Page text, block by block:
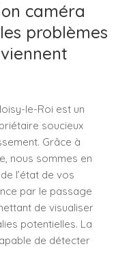
caméra
problèmes
le-Roi est un
soucieux
Grâce à
nous sommes en
l’état de vos
par le passage
de visualiser
potentielles. La
de détecter